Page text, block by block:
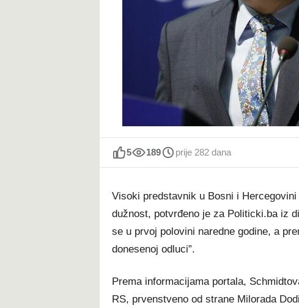
t
5 189 prije 282 dana
Visoki predstavnik u Bosni i
dužnost, potvrđeno je za Politicki.ba iz
se u prvoj polovini naredne godine, a
donesenoj odluci”.
Prema informacijama portala,
RS, prvenstveno od strane Milorada